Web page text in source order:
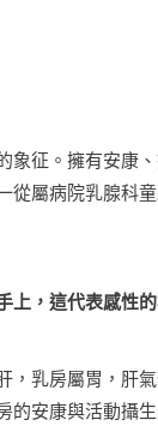
征。擁有安康
從屬病院乳腺科
上，這代表感性
，乳房屬胃，肝
的安康與活動攝